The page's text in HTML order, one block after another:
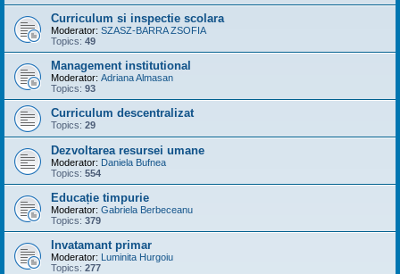
Curriculum si inspectie scolara
Moderator: SZASZ-BARRA ZSOFIA
Topics: 49
Management institutional
Moderator: Adriana Almasan
Topics: 93
Curriculum descentralizat
Topics: 29
Dezvoltarea resursei umane
Moderator: Daniela Bufnea
Topics: 554
Educație timpurie
Moderator: Gabriela Berbeceanu
Topics: 379
Invatamant primar
Moderator: Luminita Hurgoiu
Topics: 277